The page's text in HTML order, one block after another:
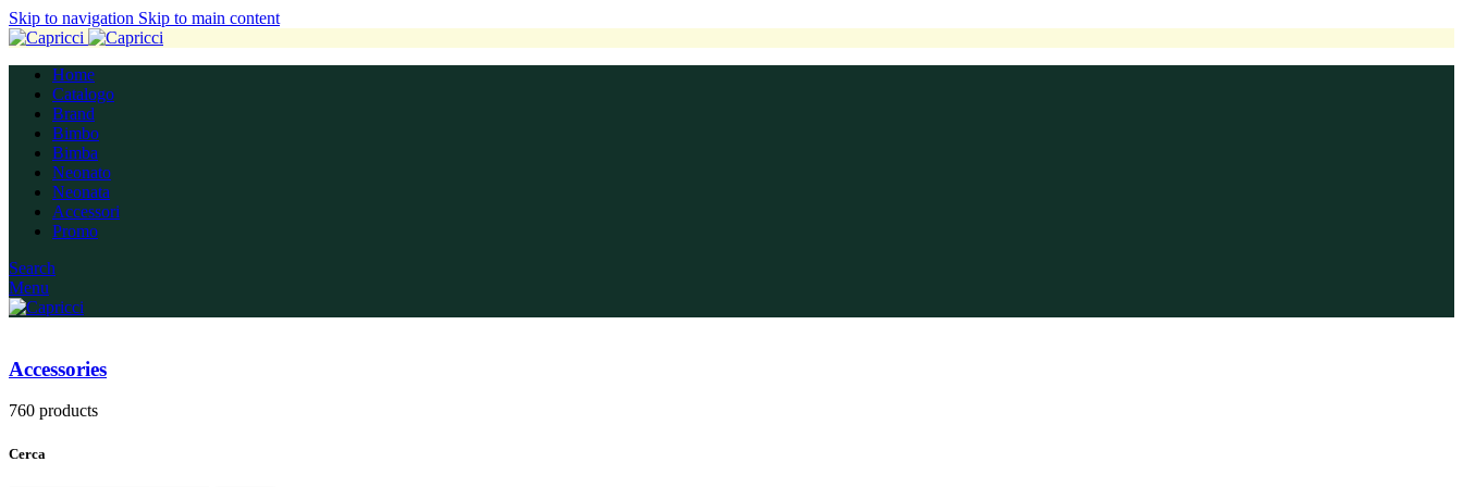
Skip to navigation Skip to main content
Home
Catalogo
Brand
Bimbo
Bimba
Neonato
Neonata
Accessori
Promo
Search
Menu
Accessories
760 products
Cerca